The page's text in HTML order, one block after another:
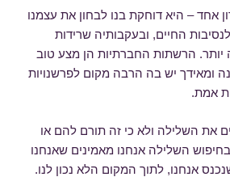
אחד – היא דוחקת בנו לבחון את עצמנו
החיים, ובעקבותיה שרידות
יותר. הרשתות החברתיות הן מצע טוב
ומאידך יש בה הרבה מקום לפרשנויות
אמת.
את השלילה ולא כי זה תורם להם או
השלילה אנחנו מאמינים שאנחנו
אנחנו, לתוך המקום הלא נכון לנו.